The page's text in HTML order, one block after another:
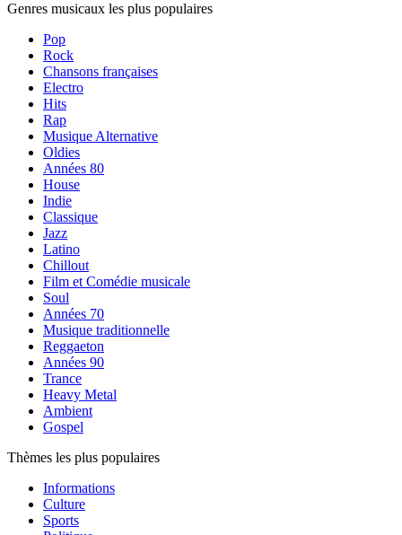
Genres musicaux les plus populaires
Pop
Rock
Chansons françaises
Electro
Hits
Rap
Musique Alternative
Oldies
Années 80
House
Indie
Classique
Jazz
Latino
Chillout
Film et Comédie musicale
Soul
Années 70
Musique traditionnelle
Reggaeton
Années 90
Trance
Heavy Metal
Ambient
Gospel
Thèmes les plus populaires
Informations
Culture
Sports